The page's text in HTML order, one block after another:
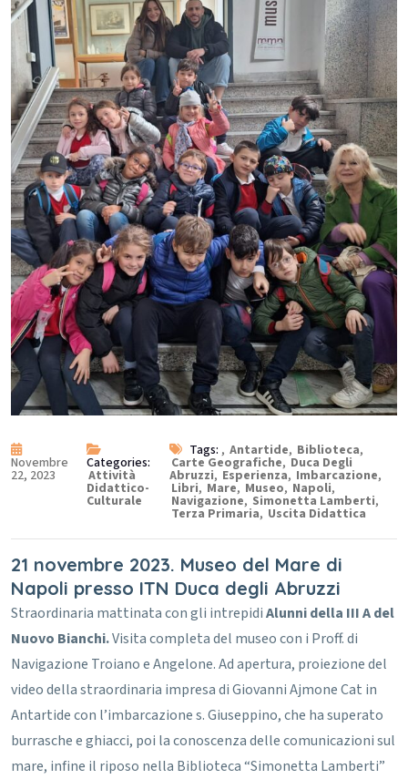
Novembre
22, 2023
Categories:
Attività
Didattico-
Culturale
Tags: , Antartide, Biblioteca,
Carte Geografiche, Duca Degli
Abruzzi, Esperienza, Imbarcazione,
Libri, Mare, Museo, Napoli,
Navigazione, Simonetta Lamberti,
Terza Primaria, Uscita Didattica
21 novembre 2023. Museo del Mare di
Napoli presso ITN Duca degli Abruzzi
Straordinaria mattinata con gli intrepidiAlunni della III A del
Nuovo Bianchi.Visita completa del museo con i Proff. di
Navigazione Troiano e Angelone.Ad apertura, proiezione del
video della straordinaria impresa di Giovanni Ajmone Cat in
Antartide con l’imbarcazione s. Giuseppino, che ha superato
burrasche e ghiacci, poi la conoscenza delle comunicazioni sul
mare, infine il riposo nella Biblioteca “Simonetta Lamberti”